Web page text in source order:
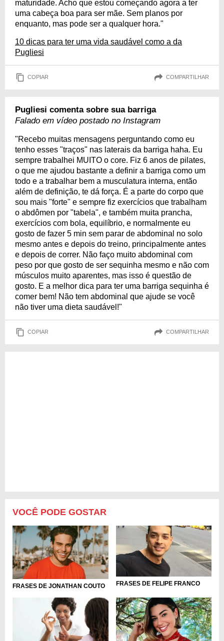
maturidade. Acho que estou começando agora a ter
uma cabeça boa para ser mãe. Sem planos por
enquanto, mas pode ser a qualquer hora."
10 dicas para ter uma vida saudável como a da
Pugliesi
COPIAR COMPARTILHAR
Pugliesi comenta sobre sua barriga
Falado em vídeo postado no Instagram
"Recebo muitas mensagens perguntando como eu
tenho esses "traços" nas laterais da barriga haha. Eu
sempre trabalhei MUITO o core. Fiz 6 anos de pilates,
o que me ajudou bastante a definir a barriga como um
todo e a trabalhar bem a musculatura interna, então
além de definição, te dá força. É a parte do corpo que
sou mais "forte" e sempre fiz exercícios que trabalham
o abdômen por "tabela", e também muita prancha,
exercícios com bola, equilíbrio, e normalmente eu
gosto de fazer 5 min sem parar de abdominal no solo
mesmo antes e depois do treino, principalmente antes
e depois de correr. Não faço muito abdominal com
peso por que gosto de ser sequinha mesmo e não com
músculos muito aparentes, mas isso é questão de
gosto. E a melhor dica para ter uma barriga sequinha é
comer bem! Não tem abdominal que ajude se você
não tiver uma dieta saudável!"
COPIAR COMPARTILHAR
VOCÊ PODE GOSTAR
FRASES DE JONATHAN COUTO FRASES DE FELIPE FRANCO